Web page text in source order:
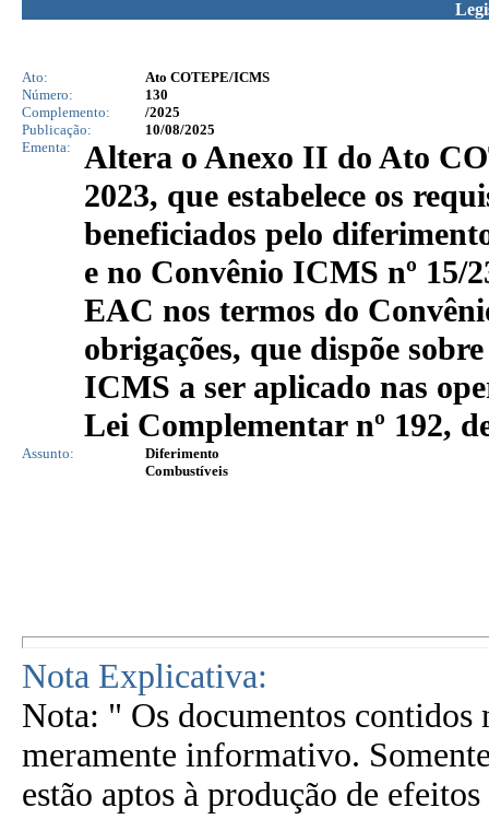
Ato:
Ato COTEPE/ICMS
Número:
130
Complemento:
/2025
Publicação:
10/08/2025
Ementa:
Altera o Anexo II do Ato
2023, que estabelece os
beneficiados pelo
e no Convênio ICMS nº 15/
EAC nos termos do
obrigações, que dispõe
ICMS a ser aplicado nas
Lei Complementar nº 192,
Assunto:
Diferimento
Combustíveis
Nota Explicativa:
Nota: " Os documentos contidos
meramente informativo.
estão aptos à produção de